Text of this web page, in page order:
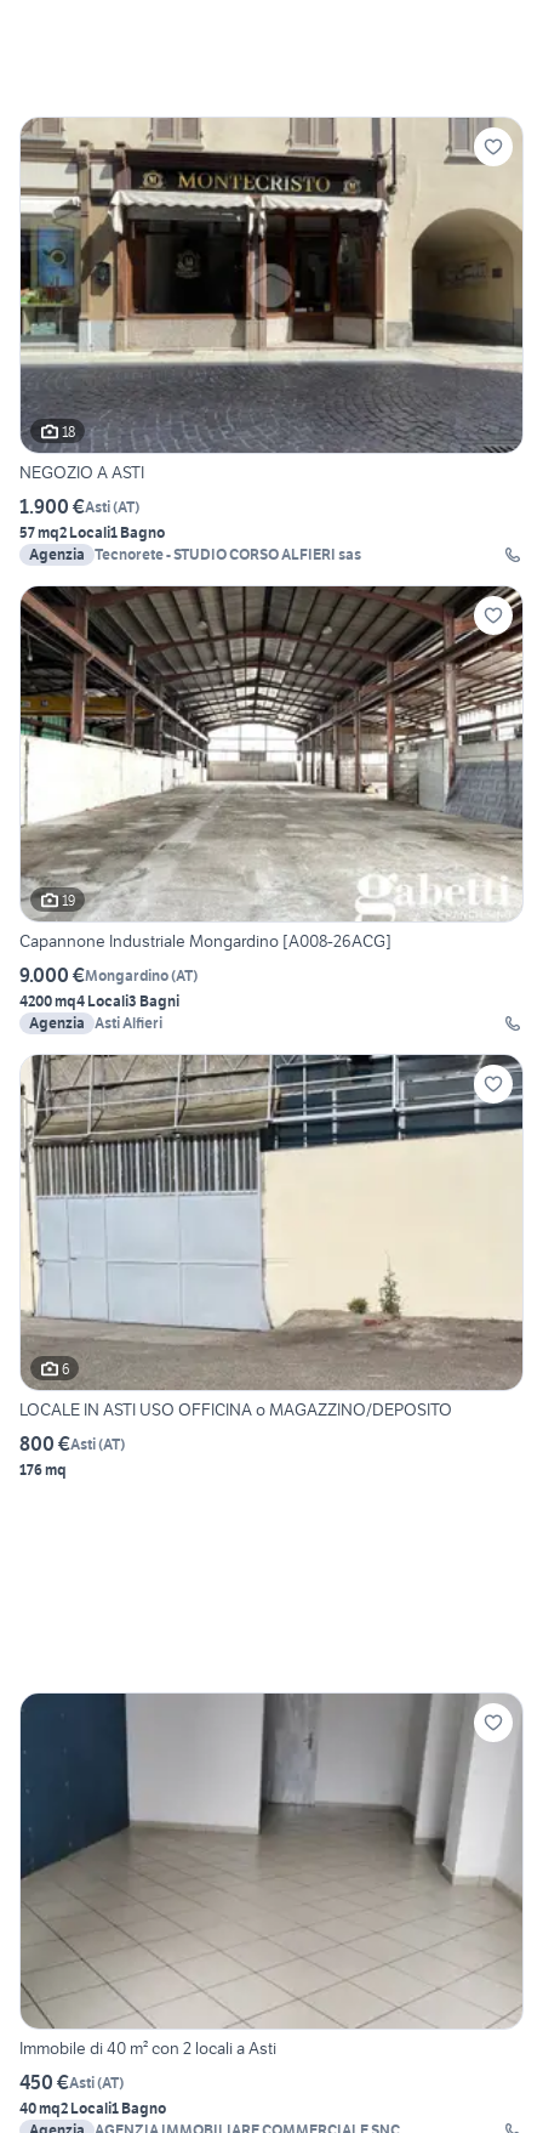
18
NEGOZIO A ASTI
1.900 €Asti(AT)
57 mq2 Locali1 Bagno
Agenzia Tecnorete - STUDIO CORSO ALFIERI sas
19
Capannone Industriale Mongardino [A008-26ACG]
9.000 €Mongardino(AT)
4200 mq4 Locali3 Bagni
Agenzia Asti Alfieri
6
LOCALE IN ASTI USO OFFICINA o MAGAZZINO/DEPOSITO
800 €Asti(AT)
176 mq
Immobile di 40 m² con 2 locali a Asti
450 €Asti(AT)
40 mq2 Locali1 Bagno